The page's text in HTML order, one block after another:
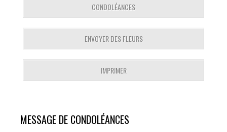
CONDOLÉANCES
ENVOYER DES FLEURS
IMPRIMER
MESSAGE DE CONDOLÉANCES